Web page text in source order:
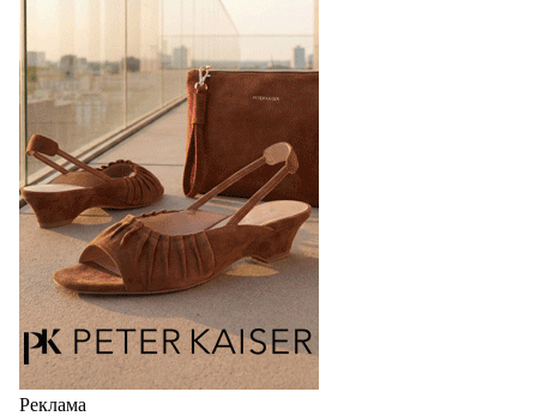
Популярный силуэт бренда,1999 года выпуска,
соответствует сегодняшнему тренду на
сникерины (гибридный вариант балеток и
кроссовок обтекаемой формы и с тонкой подошвой).
Но в модели Miu Miu Bubble присутствует еще и…
05.08.2026 2278
Реклама